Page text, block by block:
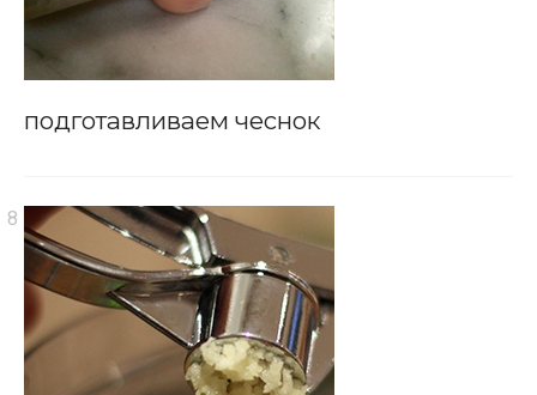
подготавливаем чеснок